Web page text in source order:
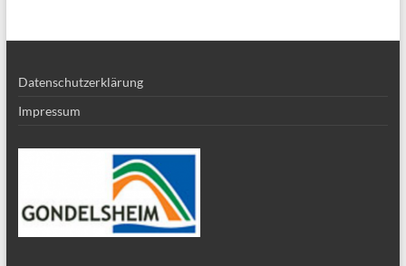
Datenschutzerklärung
Impressum